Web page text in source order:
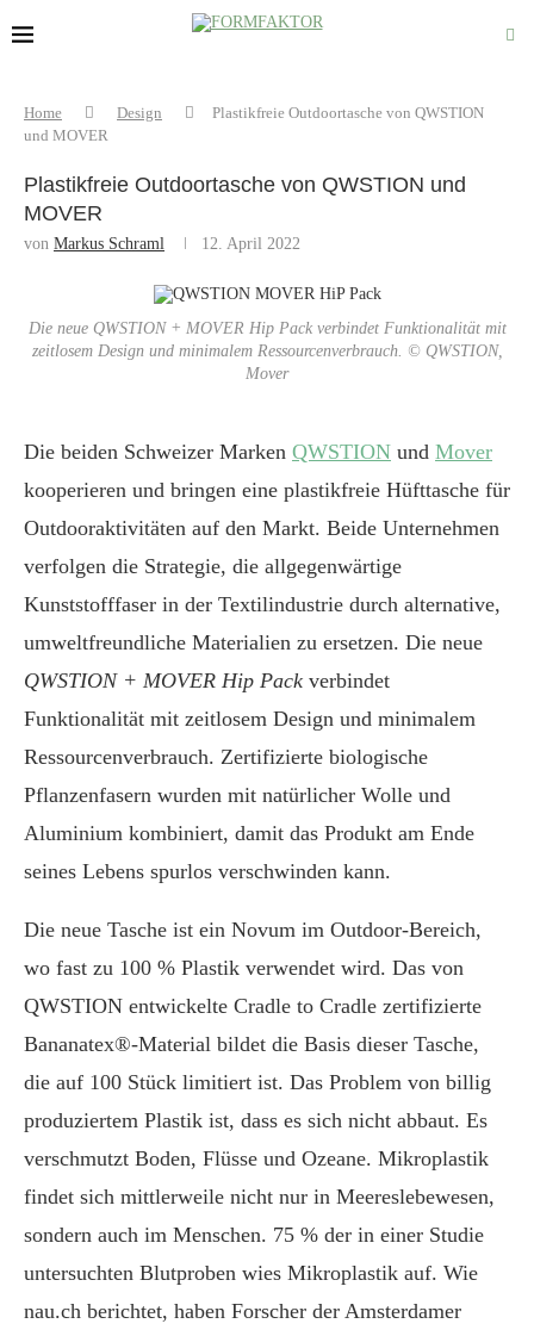
Home Design
Plastikfreie Outdoortasche von QWSTION
und MOVER
Plastikfreie Outdoortasche von QWSTION und
MOVER
von Markus Schraml 12. April 2022
Die neue QWSTION + MOVER Hip Pack verbindet Funktionalität mit
zeitlosem Design und minimalem Ressourcenverbrauch. © QWSTION,
Mover
Die beiden Schweizer Marken QWSTION und Mover
kooperieren und bringen eine plastikfreie Hüfttasche für
Outdooraktivitäten auf den Markt. Beide Unternehmen
verfolgen die Strategie, die allgegenwärtige
Kunststofffaser in der Textilindustrie durch alternative,
umweltfreundliche Materialien zu ersetzen. Die neue
QWSTION + MOVER Hip Pack verbindet
Funktionalität mit zeitlosem Design und minimalem
Ressourcenverbrauch. Zertifizierte biologische
Pflanzenfasern wurden mit natürlicher Wolle und
Aluminium kombiniert, damit das Produkt am Ende
seines Lebens spurlos verschwinden kann.
Die neue Tasche ist ein Novum im Outdoor-Bereich,
wo fast zu 100 % Plastik verwendet wird. Das von
QWSTION entwickelte Cradle to Cradle zertifizierte
Bananatex®-Material bildet die Basis dieser Tasche,
die auf 100 Stück limitiert ist. Das Problem von billig
produziertem Plastik ist, dass es sich nicht abbaut. Es
verschmutzt Boden, Flüsse und Ozeane. Mikroplastik
findet sich mittlerweile nicht nur in Meereslebewesen,
sondern auch im Menschen. 75 % der in einer Studie
untersuchten Blutproben wies Mikroplastik auf. Wie
nau.ch berichtet, haben Forscher der Amsterdamer